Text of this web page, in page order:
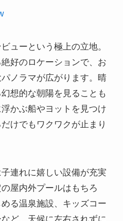
ューという極上の立地。
好のロケーションで、お
ノラマが広がります。晴
想的な朝陽を見ることも
かぶ船やヨットを見つけ
けでもワクワクが止まり
連れに嬉しい設備が充実
屋内外プールはもちろ
る温泉施設、キッズコー